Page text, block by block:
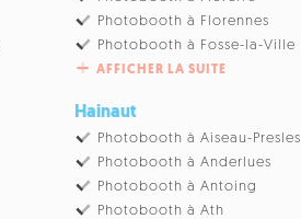
Photobooth à Florennes
Photobooth à Fosse-la-Ville
AFFICHER LA SUITE
Hainaut
Photobooth à Aiseau-Presles
Photobooth à Anderlues
Photobooth à Antoing
Photobooth à Ath